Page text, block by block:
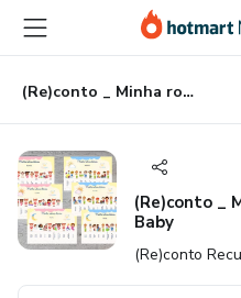
para
conteúdo
principal
para
pagamento
para
rodapé
(Re)conto _ Minha rotina diária _ Combo Baby
(Re)conto _
Baby
(Re)conto